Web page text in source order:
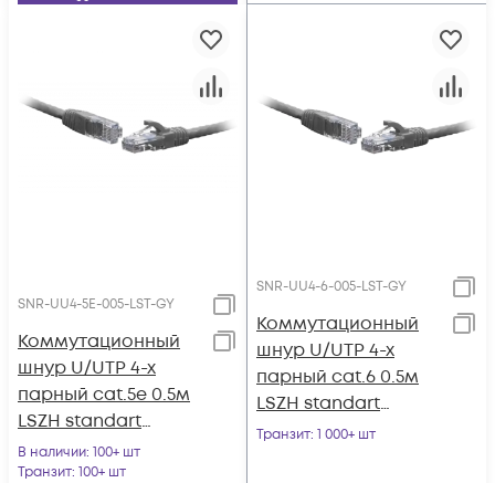
SNR-UU4-5E-005-LST-GY
Коммутационный
шнур U/UTP 4-х
парный cat.5e 0.5м
LSZH standart
серый
В наличии: 100+ шт
Транзит: 100+ шт
SNR-UU4-6-005-LST-GY
Коммутационный
шнур U/UTP 4-х
парный cat.6 0.5м
LSZH standart
серый
Транзит: 1 000+ шт